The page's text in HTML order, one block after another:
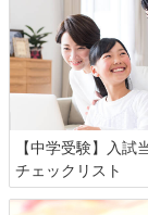
【中学受験】入試
チェックリスト